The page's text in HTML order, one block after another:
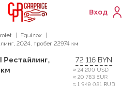
Вход
Equinox
2024, пробег 22974 км
Рестайлинг,
72 116 BYN
≈ 24 200 USD
≈ 20 783 EUR
≈ 1 949 081 RUB